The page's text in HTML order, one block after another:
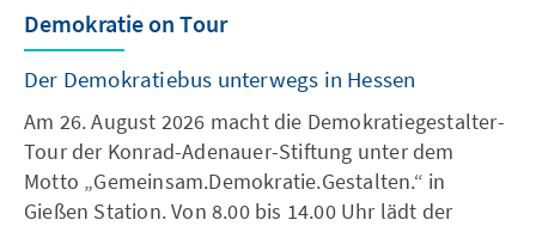
Demokratie on Tour
Der Demokratiebus unterwegs in Hessen
Am 26. August 2026 macht die Demokratiegestalter-
Tour der Konrad-Adenauer-Stiftung unter dem
Motto „Gemeinsam.Demokratie.Gestalten.“ in
Gießen Station. Von 8.00 bis 14.00 Uhr lädt der